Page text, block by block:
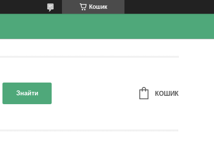
Кошик
Знайти КОШИК